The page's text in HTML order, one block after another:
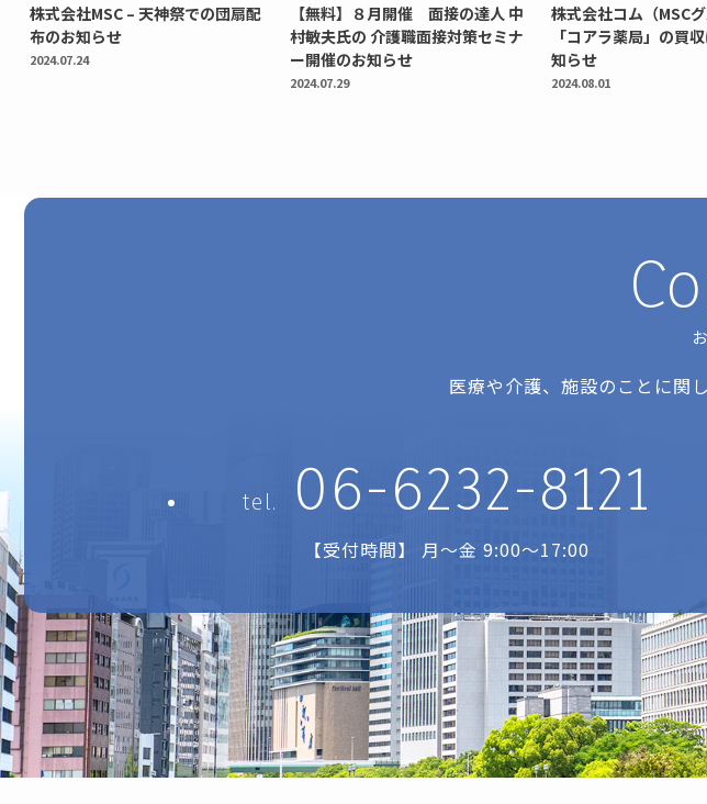
株式会社MSC – 天神祭での団扇配
布のお知らせ
2024.07.24
【無料】８月開催 面接の達人 中
村敏夫氏の 介護職面接対策セミナ
ー開催のお知らせ
2024.07.29
株式会社コム（MSCグ
「コアラ薬局」の買
知らせ
2024.08.01
医療や介護、施設のことに関
tel. 06-6232-8121
【受付時間】 月～金 9:00～17:00